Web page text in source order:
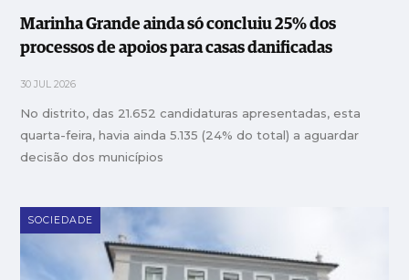
Marinha Grande ainda só concluiu 25% dos
processos de apoios para casas danificadas
30 JUL 2026
No distrito, das 21.652 candidaturas apresentadas, esta
quarta-feira, havia ainda 5.135 (24% do total) a aguardar
decisão dos municípios
SOCIEDADE